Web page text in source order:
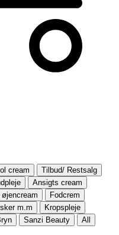
cream
Tilbud/ Restsalg
Ansigts cream
Fodcrem
m.m
Kropspleje
Sanzi Beauty All